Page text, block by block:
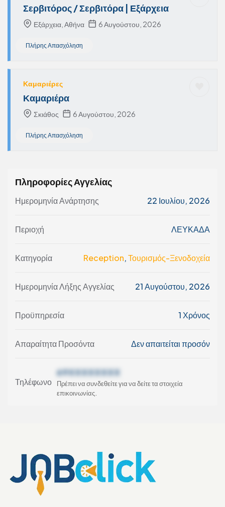
Σερβιτόρος / Σερβιτόρα | Εξάρχεια
Εξάρχεια, Αθήνα 6 Αυγούστου, 2026
Πλήρης Απασχόληση
Καμαριέρες
Καμαριέρα
Σκιάθος 6 Αυγούστου, 2026
Πλήρης Απασχόληση
Πληροφορίες Αγγελίας
Ημερομηνία Ανάρτησης 22 Ιουλίου, 2026
Περιοχή ΛΕΥΚΑΔΑ
Κατηγορία Reception,Τουρισμός-Ξενοδοχεία
Ημερομηνία Λήξης Αγγελίας 21 Αυγούστου, 2026
Προϋπηρεσία 1 Χρόνος
Απαραίτητα Προσόντα Δεν απαιτείται προσόν
Τηλέφωνο
69XXXXXXXX
Πρέπει να συνδεθείτε για να δείτε τα στοιχεία
επικοινωνίας.